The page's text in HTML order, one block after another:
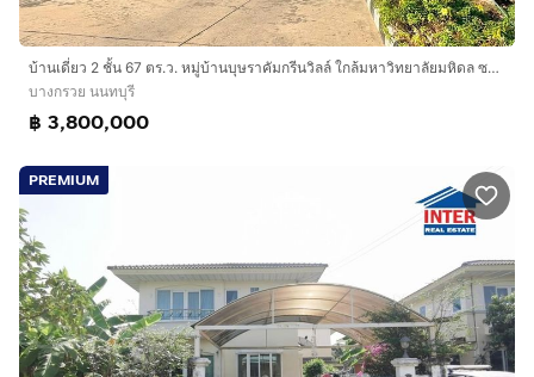
บ้านเดี่ยว 2 ชั้น 67 ตร.ว. หมู่บ้านบุษราคัมกรีนวิลล์ ใกล้มหาวิทยาลัยมหิดล ซอยอัจฉริยะพัฒนา ถนนกาญจนาภิเษก บางกรวย นนทบุรี
บางกรวย นนทบุรี
฿ 3,800,000
PREMIUM